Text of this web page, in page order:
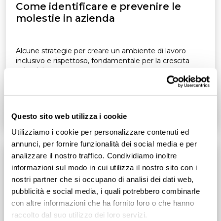
Questo sito web utilizza i cookie
Utilizziamo i cookie per personalizzare contenuti ed
annunci, per fornire funzionalità dei social media e per
analizzare il nostro traffico. Condividiamo inoltre
informazioni sul modo in cui utilizza il nostro sito con i
nostri partner che si occupano di analisi dei dati web,
pubblicità e social media, i quali potrebbero combinarle
con altre informazioni che ha fornito loro o che hanno
raccolto dal suo utilizzo dei loro servizi.
Come identificare e prevenire le
molestie in azienda
Alcune strategie per creare un ambiente di lavoro
inclusivo e rispettoso, fondamentale per la crescita
aziendale